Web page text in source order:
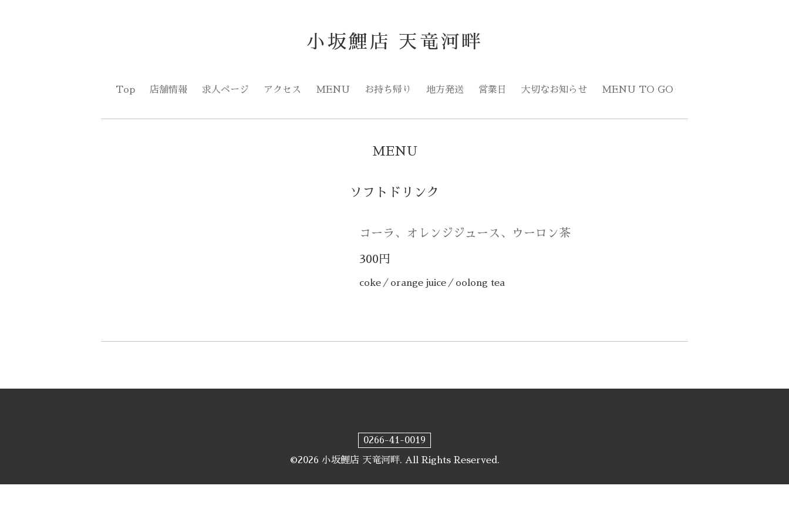
小坂鯉店 天竜河畔
Top 店舗情報 求人ページ アクセス MENU お持ち帰り 地方発送 営業日 大切なお知らせ MENU TO GO
MENU
ソフトドリンク
コーラ、オレンジジュース、ウーロン茶
300円
coke／orange juice／oolong tea
0266-41-0019
©2026 小坂鯉店 天竜河畔. All Rights Reserved.